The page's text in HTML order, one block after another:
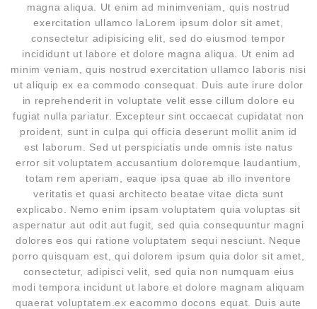
magna aliqua. Ut enim ad minimveniam, quis nostrud
exercitation ullamco laLorem ipsum dolor sit amet,
consectetur adipisicing elit, sed do eiusmod tempor
incididunt ut labore et dolore magna aliqua. Ut enim ad
minim veniam, quis nostrud exercitation ullamco laboris nisi
ut aliquip ex ea commodo consequat. Duis aute irure dolor
in reprehenderit in voluptate velit esse cillum dolore eu
fugiat nulla pariatur. Excepteur sint occaecat cupidatat non
proident, sunt in culpa qui officia deserunt mollit anim id
est laborum. Sed ut perspiciatis unde omnis iste natus
error sit voluptatem accusantium doloremque laudantium,
totam rem aperiam, eaque ipsa quae ab illo inventore
veritatis et quasi architecto beatae vitae dicta sunt
explicabo. Nemo enim ipsam voluptatem quia voluptas sit
aspernatur aut odit aut fugit, sed quia consequuntur magni
dolores eos qui ratione voluptatem sequi nesciunt. Neque
porro quisquam est, qui dolorem ipsum quia dolor sit amet,
consectetur, adipisci velit, sed quia non numquam eius
modi tempora incidunt ut labore et dolore magnam aliquam
quaerat voluptatem.ex eacommo docons equat. Duis aute